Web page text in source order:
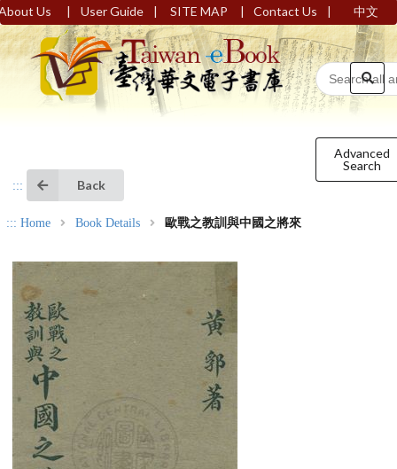
Us | User Guide | SITE MAP | Contact Us | 中文
Advanced
Search
::: Back
::: Home Book Details 歐戰之教訓與中國之將來